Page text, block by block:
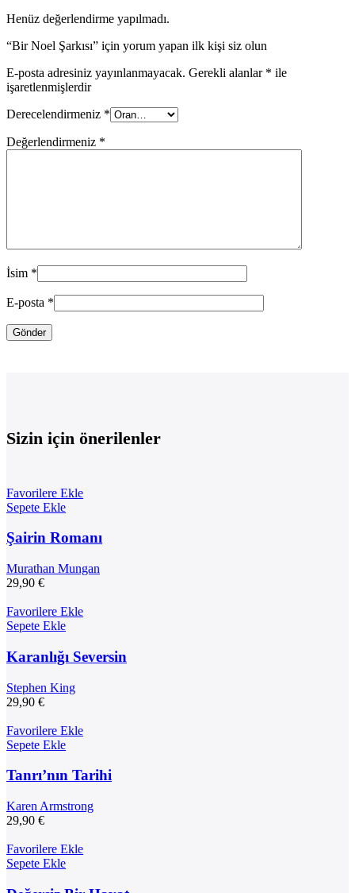
Henüz değerlendirme yapılmadı.
“Bir Noel Şarkısı” için yorum yapan ilk kişi siz olun
E-posta adresiniz yayınlanmayacak. Gerekli alanlar * ile
işaretlenmişlerdir
Derecelendirmeniz *
Değerlendirmeniz *
İsim *
E-posta *
Sizin için önerilenler
Favorilere Ekle
Sepete Ekle
Şairin Romanı
Murathan Mungan
29,90 €
Favorilere Ekle
Sepete Ekle
Karanlığı Seversin
Stephen King
29,90 €
Favorilere Ekle
Sepete Ekle
Tanrı’nın Tarihi
Karen Armstrong
29,90 €
Favorilere Ekle
Sepete Ekle